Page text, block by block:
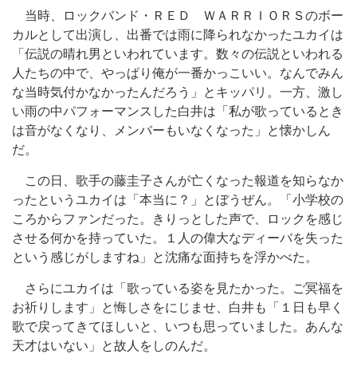
当時、ロックバンド・ＲＥＤ ＷＡＲＲＩＯＲＳのボー
カルとして出演し、出番では雨に降られなかったユカイは
「伝説の晴れ男といわれています。数々の伝説といわれる
人たちの中で、やっぱり俺が一番かっこいい。なんでみん
な当時気付かなかったんだろう」とキッパリ。一方、激し
い雨の中パフォーマンスした白井は「私が歌っているとき
は音がなくなり、メンバーもいなくなった」と懐かしん
だ。
この日、歌手の藤圭子さんが亡くなった報道を知らなか
ったというユカイは「本当に？」とぼうぜん。「小学校の
ころからファンだった。きりっとした声で、ロックを感じ
させる何かを持っていた。１人の偉大なディーバを失った
という感じがしますね」と沈痛な面持ちを浮かべた。
さらにユカイは「歌っている姿を見たかった。ご冥福を
お祈りします」と悔しさをにじませ、白井も「１日も早く
歌で戻ってきてほしいと、いつも思っていました。あんな
天才はいない」と故人をしのんだ。